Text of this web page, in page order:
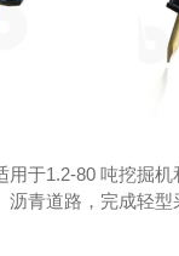
用于1.2-80 吨挖掘
沥青道路，完成轻型